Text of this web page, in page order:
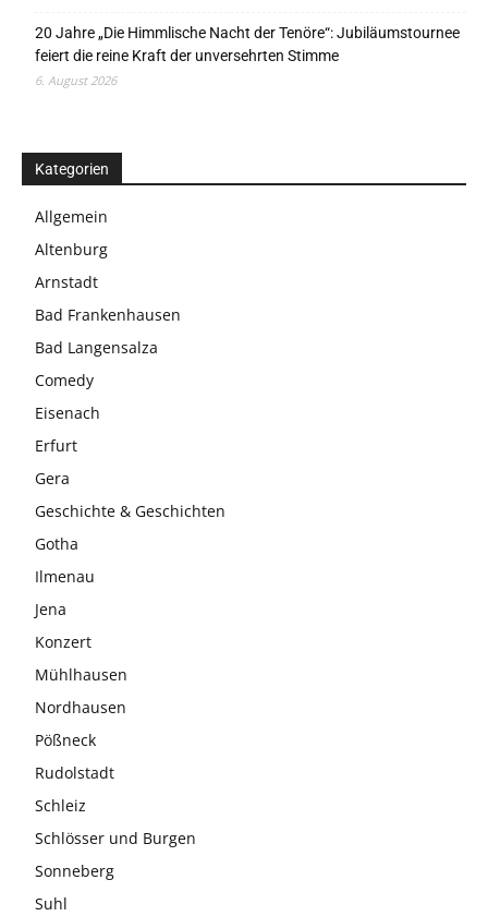
20 Jahre „Die Himmlische Nacht der Tenöre“: Jubiläumstournee
feiert die reine Kraft der unversehrten Stimme
6. August 2026
Kategorien
Allgemein
Altenburg
Arnstadt
Bad Frankenhausen
Bad Langensalza
Comedy
Eisenach
Erfurt
Gera
Geschichte & Geschichten
Gotha
Ilmenau
Jena
Konzert
Mühlhausen
Nordhausen
Pößneck
Rudolstadt
Schleiz
Schlösser und Burgen
Sonneberg
Suhl